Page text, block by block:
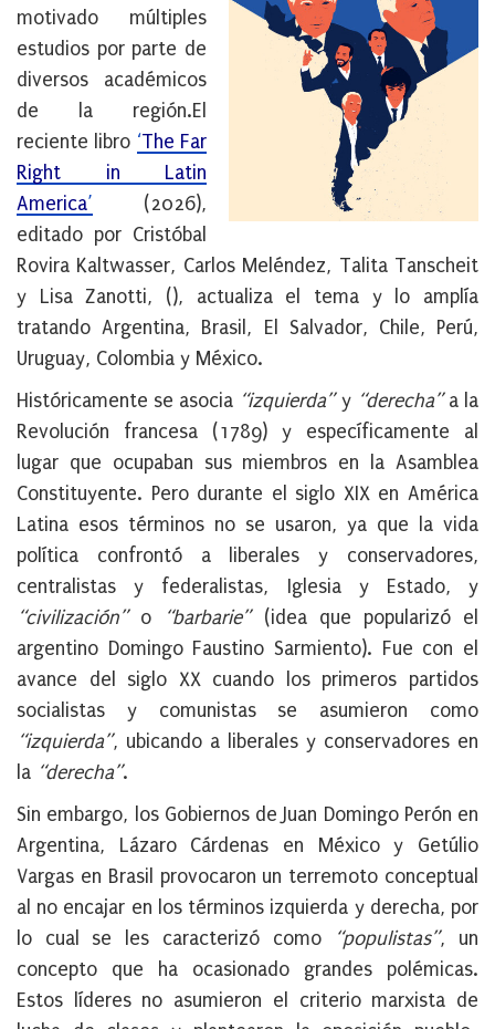
motivado múltiples
estudios por parte de
diversos académicos
de la región.El
reciente libro ‘The Far
Right in Latin
America’ (2026),
editado por Cristóbal
Rovira Kaltwasser, Carlos Meléndez, Talita Tanscheit
y Lisa Zanotti, (), actualiza el tema y lo amplía
tratando Argentina, Brasil, El Salvador, Chile, Perú,
Uruguay, Colombia y México.
Históricamente se asocia “izquierda”y “derecha”a la
Revolución francesa (1789) y específicamente al
lugar que ocupaban sus miembros en la Asamblea
Constituyente. Pero durante el siglo XIX en América
Latina esos términos no se usaron, ya que la vida
política confrontó a liberales y conservadores,
centralistas y federalistas, Iglesia y Estado, y
“civilización”o “barbarie”(idea que popularizó el
argentino Domingo Faustino Sarmiento). Fue con el
avance del siglo XX cuando los primeros partidos
socialistas y comunistas se asumieron como
“izquierda”, ubicando a liberales y conservadores en
la “derecha”.
Sin embargo, los Gobiernos de Juan Domingo Perón en
Argentina, Lázaro Cárdenas en México y Getúlio
Vargas en Brasil provocaron un terremoto conceptual
al no encajar en los términos izquierda y derecha, por
lo cual se les caracterizó como
“populistas”, un
concepto que ha ocasionado grandes polémicas.
Estos líderes no asumieron el criterio marxista de